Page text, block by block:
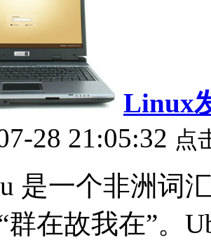
Linux
28 21:05:32 点
是一个非洲词
群在故我在”。